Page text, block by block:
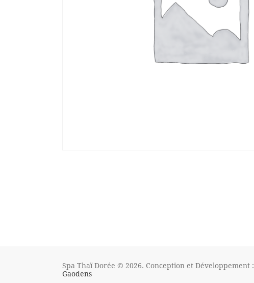
Spa Thaï Dorée © 2026. Conception et Développement :
Gaodens